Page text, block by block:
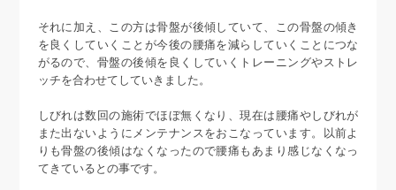
それに加え、この方は骨盤が後傾していて、この骨盤の傾き
を良くしていくことが今後の腰痛を減らしていくことにつな
がるので、骨盤の後傾を良くしていくトレーニングやストレ
ッチを合わせてしていきました。
しびれは数回の施術でほぼ無くなり、現在は腰痛やしびれが
また出ないようにメンテナンスをおこなっています。以前よ
りも骨盤の後傾はなくなったので腰痛もあまり感じなくなっ
てきているとの事です。